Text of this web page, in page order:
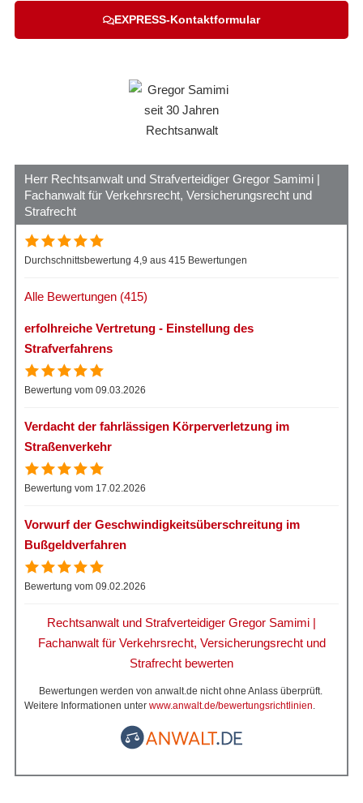
EXPRESS-Kontaktformular
Herr Rechtsanwalt und Strafverteidiger Gregor Samimi |
Fachanwalt für Verkehrsrecht, Versicherungsrecht und
Strafrecht
Durchschnittsbewertung 4,9 aus 415 Bewertungen
Alle Bewertungen (415)
erfolhreiche Vertretung - Einstellung des
Strafverfahrens
Bewertung vom 09.03.2026
Verdacht der fahrlässigen Körperverletzung im
Straßenverkehr
Bewertung vom 17.02.2026
Vorwurf der Geschwindigkeitsüberschreitung im
Bußgeldverfahren
Bewertung vom 09.02.2026
Rechtsanwalt und Strafverteidiger Gregor Samimi |
Fachanwalt für Verkehrsrecht, Versicherungsrecht und
Strafrecht bewerten
Bewertungen werden von anwalt.de nicht ohne Anlass überprüft.
Weitere Informationen unterwww.anwalt.de/bewertungsrichtlinien.